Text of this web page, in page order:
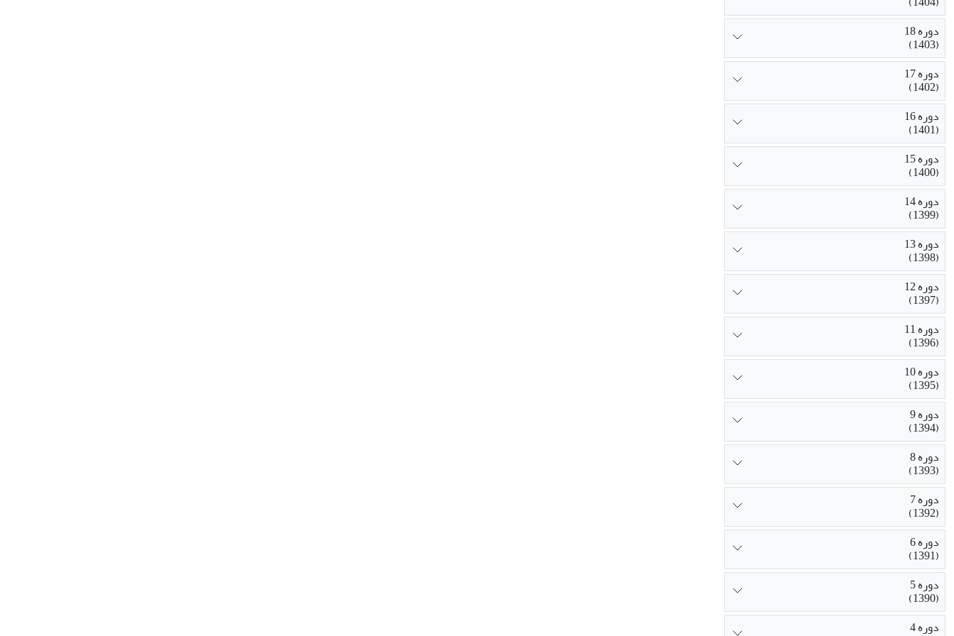
دوره 18
(1403)
دوره 17
(1402)
دوره 16
(1401)
دوره 15
(1400)
دوره 14
(1399)
دوره 13
(1398)
دوره 12
(1397)
دوره 11
(1396)
دوره 10
(1395)
دوره 9
(1394)
دوره 8
(1393)
دوره 7
(1392)
دوره 6
(1391)
دوره 5
(1390)
دوره 4